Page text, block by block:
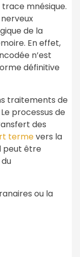
mnésique.
nerveux
de la
En effet,
n’est
définitive
traitements de
processus de
des
termevers la
peut être
ou la